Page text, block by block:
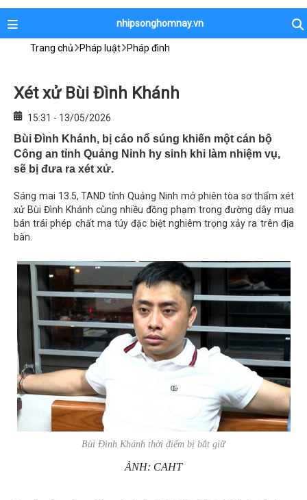
nhipsonghomnay.vn
Trang chủ Pháp luật Pháp đình
Xét xử Bùi Đình Khánh
15:31 - 13/05/2026
Bùi Đình Khánh, bị cáo nổ súng khiến một cán bộ
Công an tỉnh Quảng Ninh hy sinh khi làm nhiệm vụ,
sẽ bị đưa ra xét xử.
Sáng mai 13.5, TAND tỉnh Quảng Ninh mở phiên tòa sơ thẩm xét
xử Bùi Đình Khánh cùng nhiều đồng phạm trong đường dây mua
bán trái phép chất ma túy đặc biệt nghiêm trọng xảy ra trên địa
bàn.
Bùi Đình Khánh thời điểm bị bắt giữ
ẢNH: CAHT